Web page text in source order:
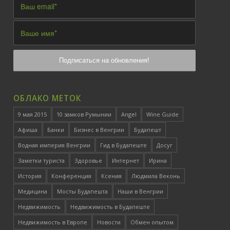
ОБЛАКО МЕТОК
9 мая 2015 10 замков Румынии Angel
Wine Guide
Афиша
Банки Бизнес в Венгрии
Будапешт
Водная империя Венгрии
Гид в Будапеште
Досуг
Заметки туриста
Здоровье Интернет
Ирина
История
Конференция Ксения
Людмила Веконь
Медицина
Мосты Будапешта
Наши в Венгрии
Недвижимость
Недвижимость в Будапеште
Недвижимость в Европе
Новости Обмен опытом